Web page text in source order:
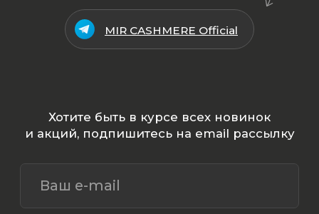
Политика
конфиденциальности